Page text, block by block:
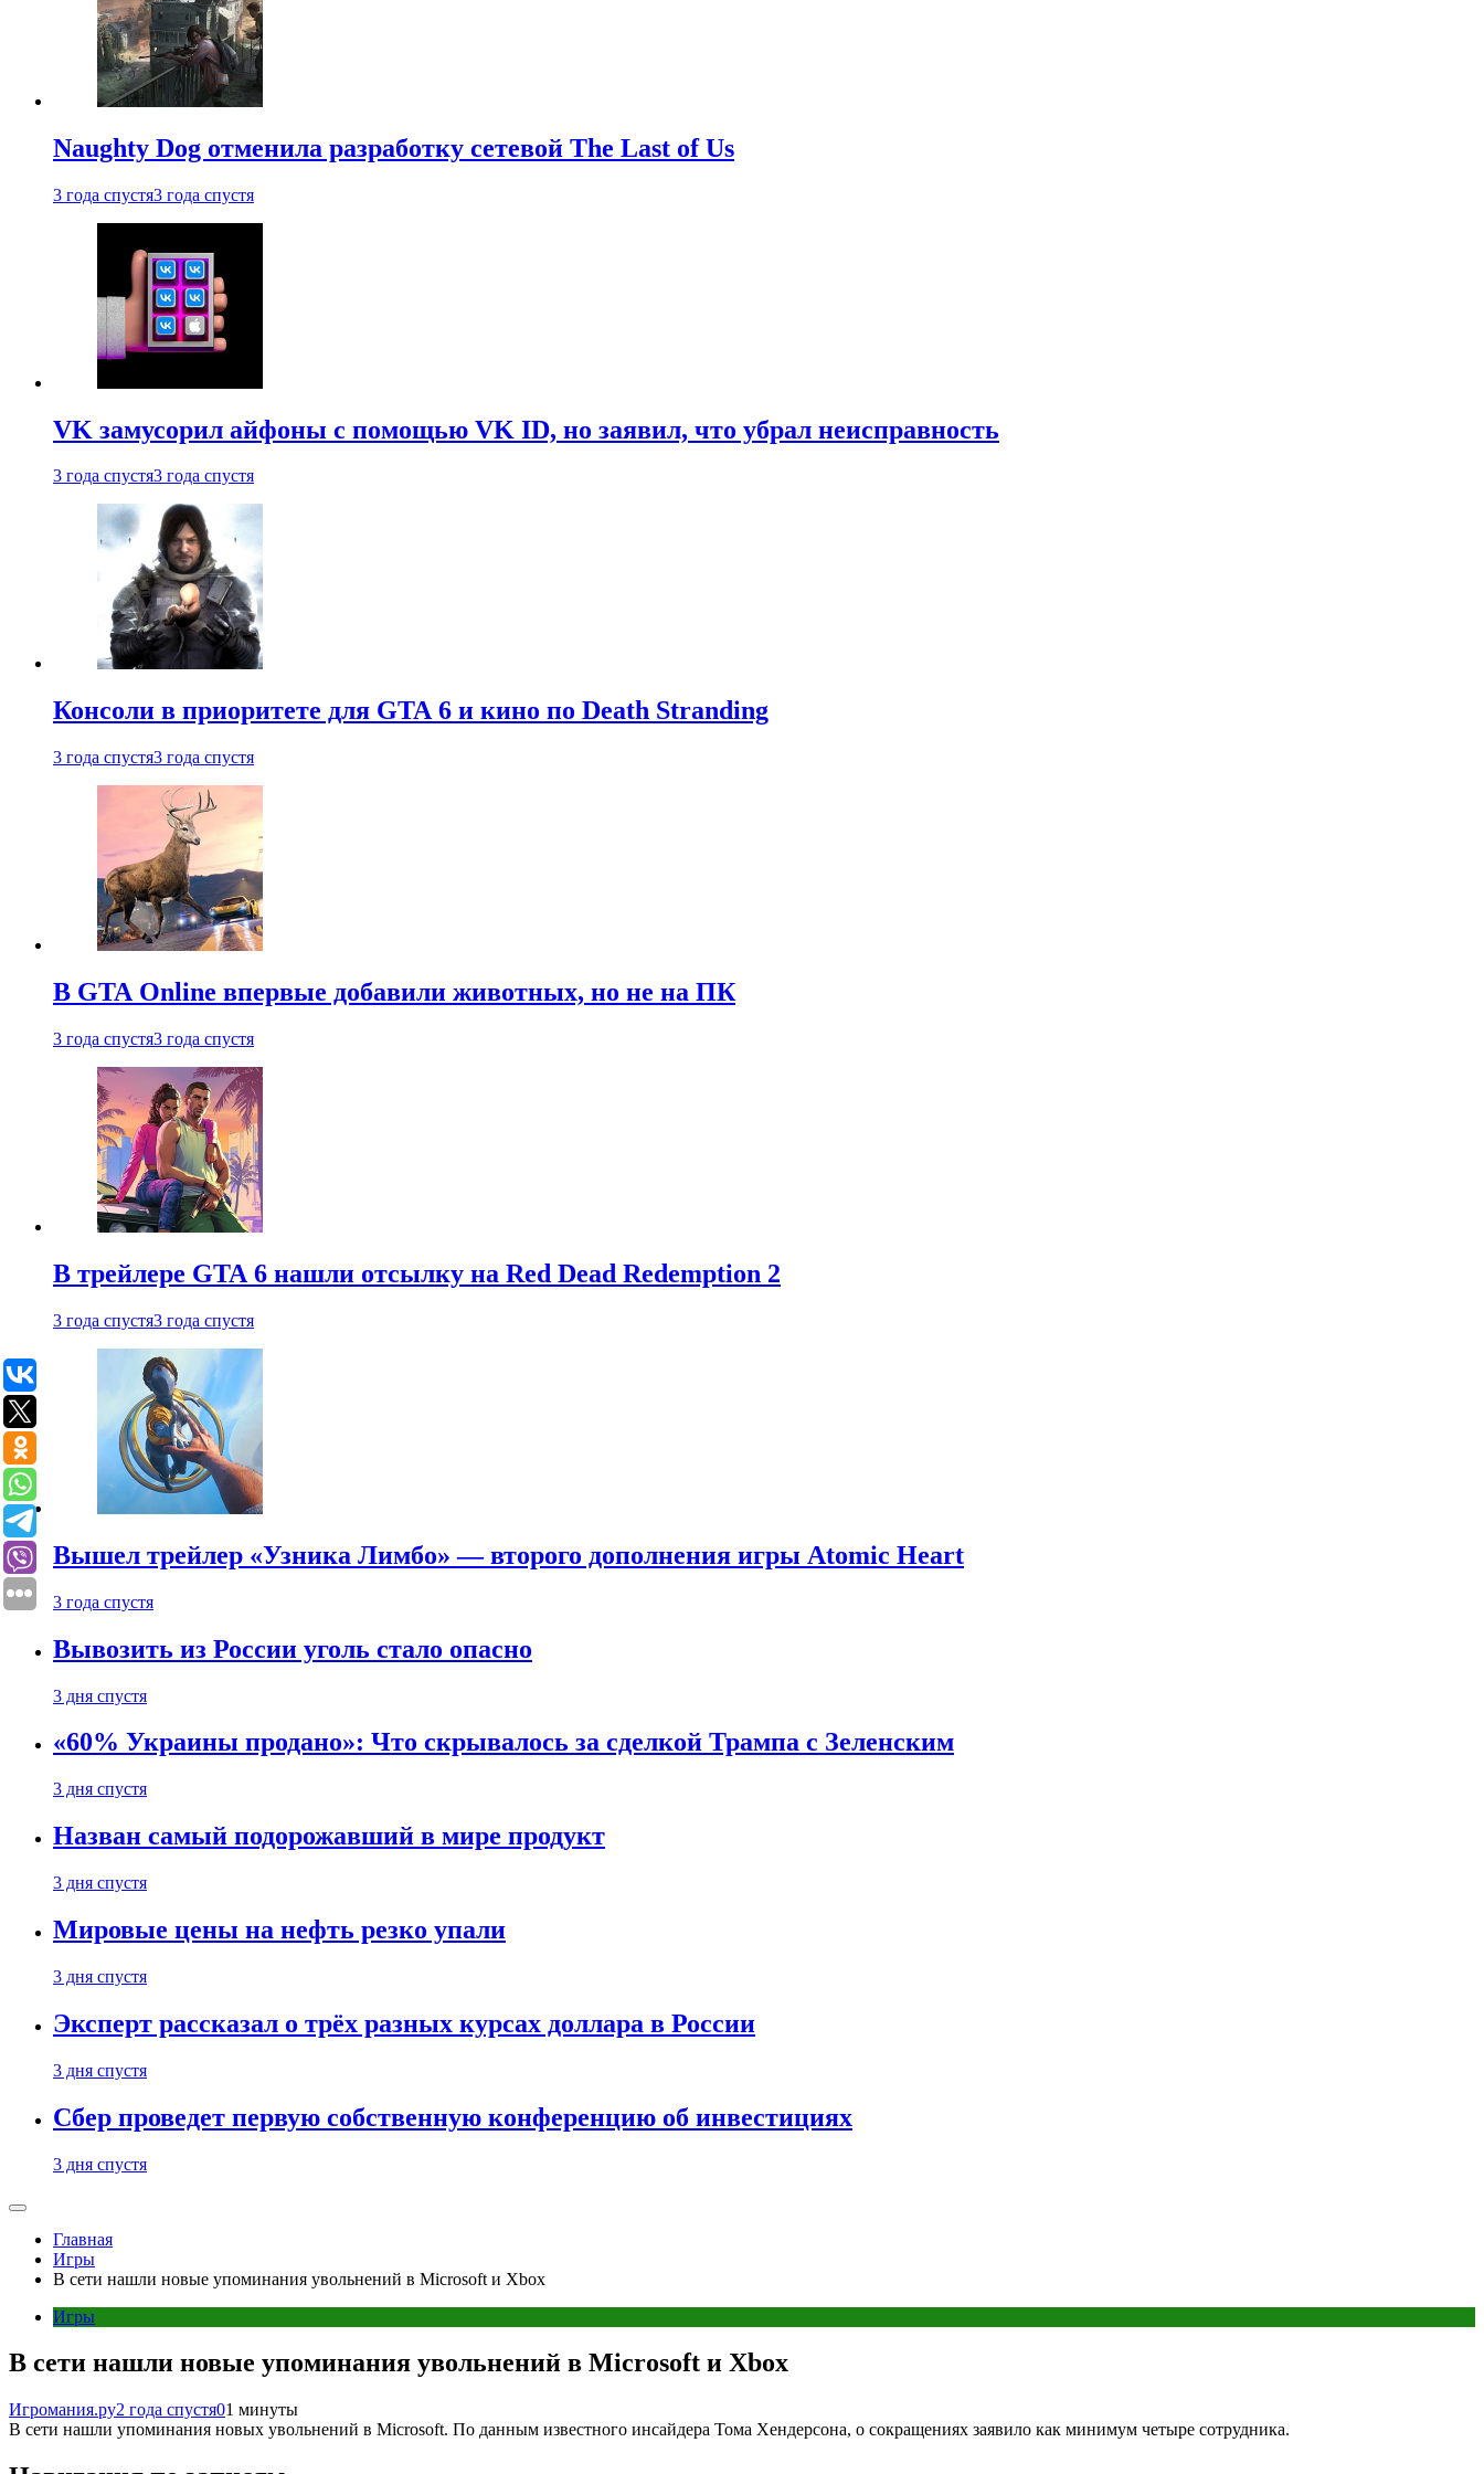
Naughty Dog отменила разработку сетевой The Last of Us
3 года спустя3 года спустя
VK замусорил айфоны с помощью VK ID, но заявил, что убрал неисправность
3 года спустя3 года спустя
Консоли в приоритете для GTA 6 и кино по Death Stranding
3 года спустя3 года спустя
В GTA Online впервые добавили животных, но не на ПК
3 года спустя3 года спустя
В трейлере GTA 6 нашли отсылку на Red Dead Redemption 2
3 года спустя3 года спустя
Вышел трейлер «Узника Лимбо» — второго дополнения игры Atomic Heart
3 года спустя
Вывозить из России уголь стало опасно
3 дня спустя
«60% Украины продано»: Что скрывалось за сделкой Трампа с Зеленским
3 дня спустя
Назван самый подорожавший в мире продукт
3 дня спустя
Мировые цены на нефть резко упали
3 дня спустя
Эксперт рассказал о трёх разных курсах доллара в России
3 дня спустя
Сбер проведет первую собственную конференцию об инвестициях
3 дня спустя
Главная
Игры
В сети нашли новые упоминания увольнений в Microsoft и Xbox
Игры
В сети нашли новые упоминания увольнений в Microsoft и Xbox
Игромания.ру2 года спустя01 минуты
В сети нашли упоминания новых увольнений в Microsoft. По данным известного инсайдера Тома Хендерсона, о сокращениях заявило как минимум четыре сотрудника.